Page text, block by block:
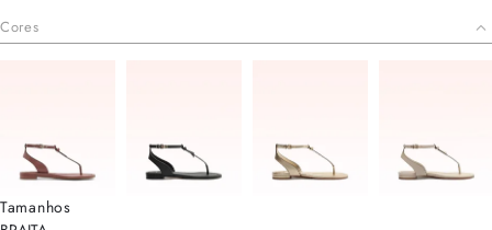
Cores
Tamanhos